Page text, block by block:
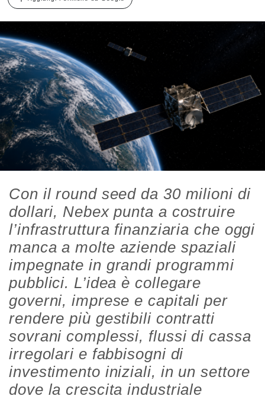
Con il round seed da 30 milioni di
dollari, Nebex punta a costruire
l’infrastruttura finanziaria che oggi
manca a molte aziende spaziali
impegnate in grandi programmi
pubblici. L’idea è collegare
governi, imprese e capitali per
rendere più gestibili contratti
sovrani complessi, flussi di cassa
irregolari e fabbisogni di
investimento iniziali, in un settore
dove la crescita industriale